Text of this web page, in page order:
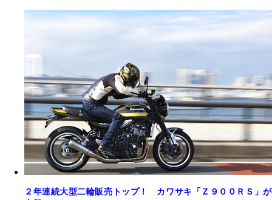
２年連続大型二輪販売トップ！ カワサキ「Ｚ９００ＲＳ」が